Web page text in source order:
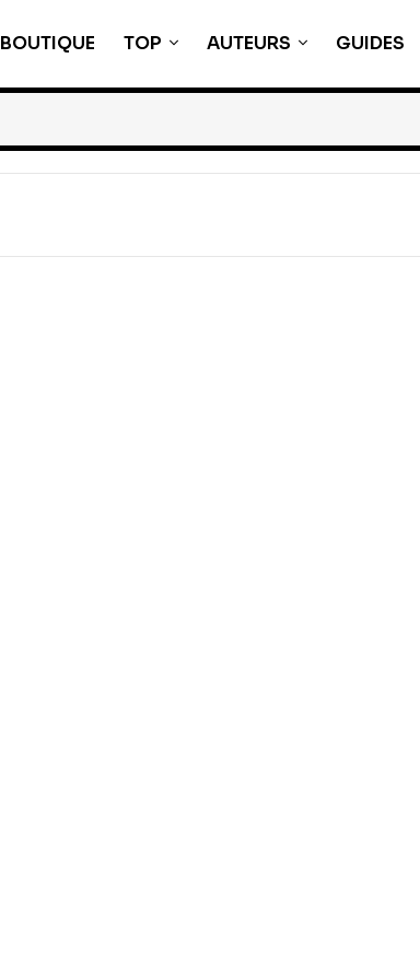
BOUTIQUE TOP AUTEURS GUIDES